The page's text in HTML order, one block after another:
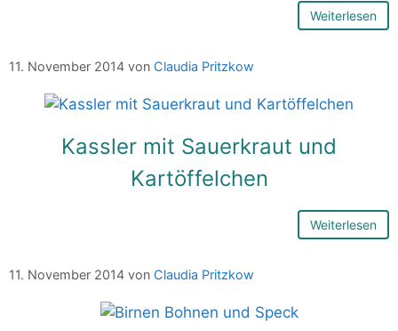
Weiterlesen
11. November 2014 von Claudia Pritzkow
Kassler mit Sauerkraut und
Kartöffelchen
Weiterlesen
11. November 2014 von Claudia Pritzkow